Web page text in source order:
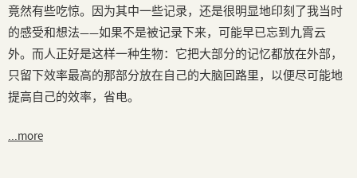
竟然有些吃惊。因为其中一些记录，还是很明显地印刻了我当时
的感受和想法——如果不是被记录下来，可能早已忘到九霄云
外。而人正好是这样一种生物：它把大部分的记忆都放在外部，
只留下效率最高的那部分放在自己的大脑回路里，以便尽可能地
提高自己的效率，省电。
...more